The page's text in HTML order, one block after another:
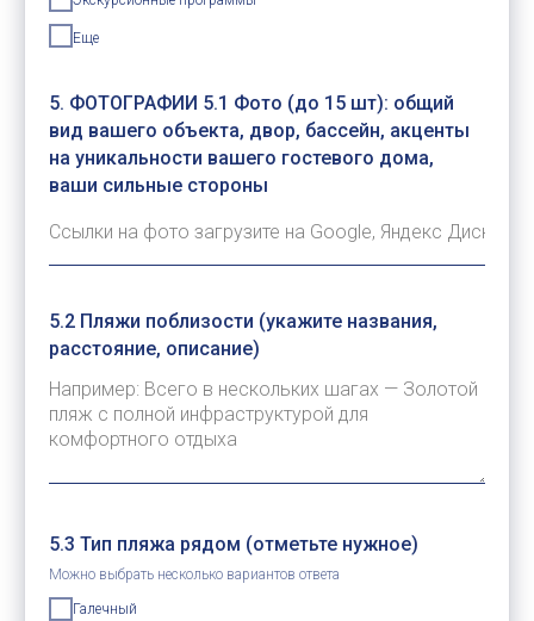
Еще
5. ФОТОГРАФИИ 5.1 Фото (до 15 шт): общий
вид вашего объекта, двор, бассейн, акценты
на уникальности вашего гостевого дома,
ваши сильные стороны
5.2 Пляжи поблизости (укажите названия,
расстояние, описание)
5.3 Тип пляжа рядом (отметьте нужное)
Можно выбрать несколько вариантов ответа
Галечный